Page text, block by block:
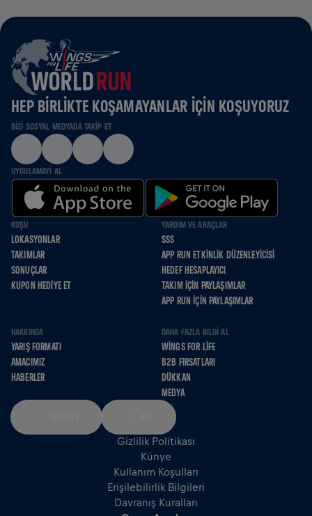
HEP BIRLIKTE KOŞAMAYANLAR IÇIN KOŞUYORUZ
BIZI SOSYAL MEDYADA TAKIP ET
UYGULAMAYI AL
KOŞU
LOKASYONLAR
TAKIMLAR
SONUÇLAR
KUPON HEDIYE ET
YARDIM VE ARAÇLAR
SSS
APP RUN ETKINLIK DÜZENLEYICISI
HEDEF HESAPLAYICI
TAKIM İÇIN PAYLAŞIMLAR
APP RUN İÇIN PAYLAŞIMLAR
HAKKINDA
YARIŞ FORMATI
AMACIMIZ
HABERLER
DAHA FAZLA BILGI AL
WINGS FOR LIFE
B2B FIRSATLARI
DÜKKAN
MEDYA
Gizlilik Politikası
Künye
Kullanım Koşulları
Erişilebilirlik Bilgileri
Davranış Kuralları